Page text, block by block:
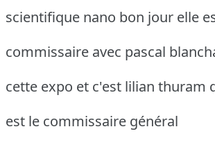
scientifique nano bon jour elle
commissaire avec pascal
cette expo et c'est lilian thuram
est le commissaire général